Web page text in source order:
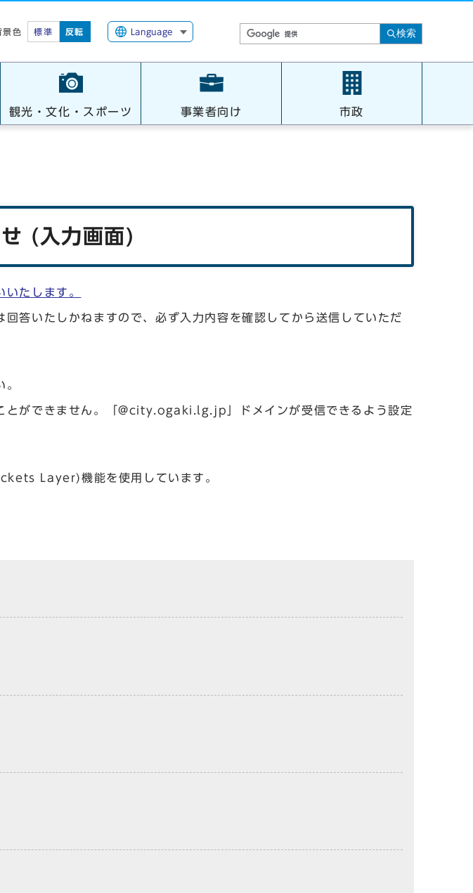
景色 標準 反転 Language 検索
観光・文化・スポーツ 事業者向け 市政
(入力画面)
たします。
答いたしかねますので、必ず入力内容を確認してから送信していただ
とができません。「@city.ogaki.lg.jp」ドメインが受信できるよう設定
Layer)機能を使用しています。